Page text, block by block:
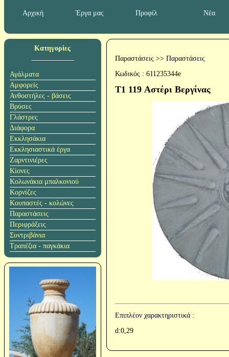
Αρχική Έργα μας Προφίλ Νέα
Κατηγορίες
Αγάλματα
Αμφορείς
Ανθοστήλες - βάσεις
Βρύσες
Γλάστρες
Διάφορα
Εκκλησάκια
Εκκλησιαστικά έργα
Ζαρντινιέρες
Κίονες
Κολωνάκια μπαλκονιού
Κορνίζες
Κουπαστές - κολώνες
Παραστάσεις
Περιφράξεις
Συντριβάνια
Τραπέζια - παγκάκια
Παραστάσεις >> Παραστάσεις
Κωδικός : 611235344e
T1 119 Αστέρι Βεργίνας
Επιπλέον χαρακτηριστικά :
d:0,29